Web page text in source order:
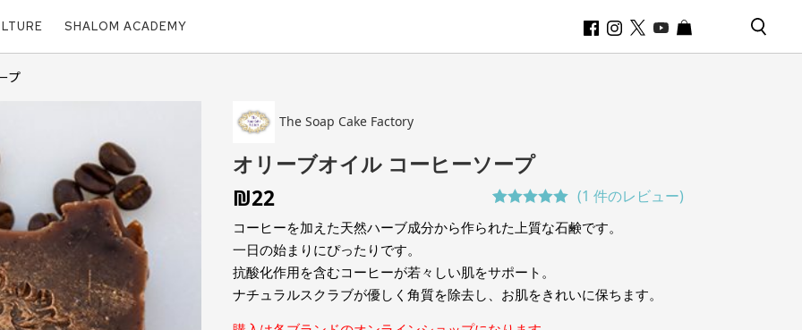
SHALOM ACADEMY
プ
The Soap Cake Factory
オリーブオイル コーヒーソープ
₪22
評価に基づ
5.00
(1 件のレビュー)
コーヒーを加えた天然ハーブ成分から作られた上質な石鹸です。
一日の始まりにぴったりです。
抗酸化作用を含むコーヒーが若々しい肌をサポート。
ナチュラルスクラブが優しく角質を除去し、お肌をきれいに保ちます。